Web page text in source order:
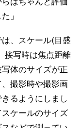
」
は、スケール(目盛
接写時は焦点距離
体のサイズが正
撮影時や撮影画
るようにしまし
ケールのサイズ